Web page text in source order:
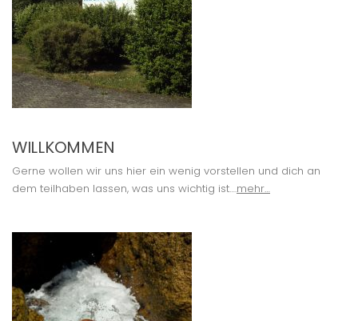
WILLKOMMEN
Gerne wollen wir uns hier ein wenig vorstellen und dich an
dem teilhaben lassen, was uns wichtig ist….mehr…